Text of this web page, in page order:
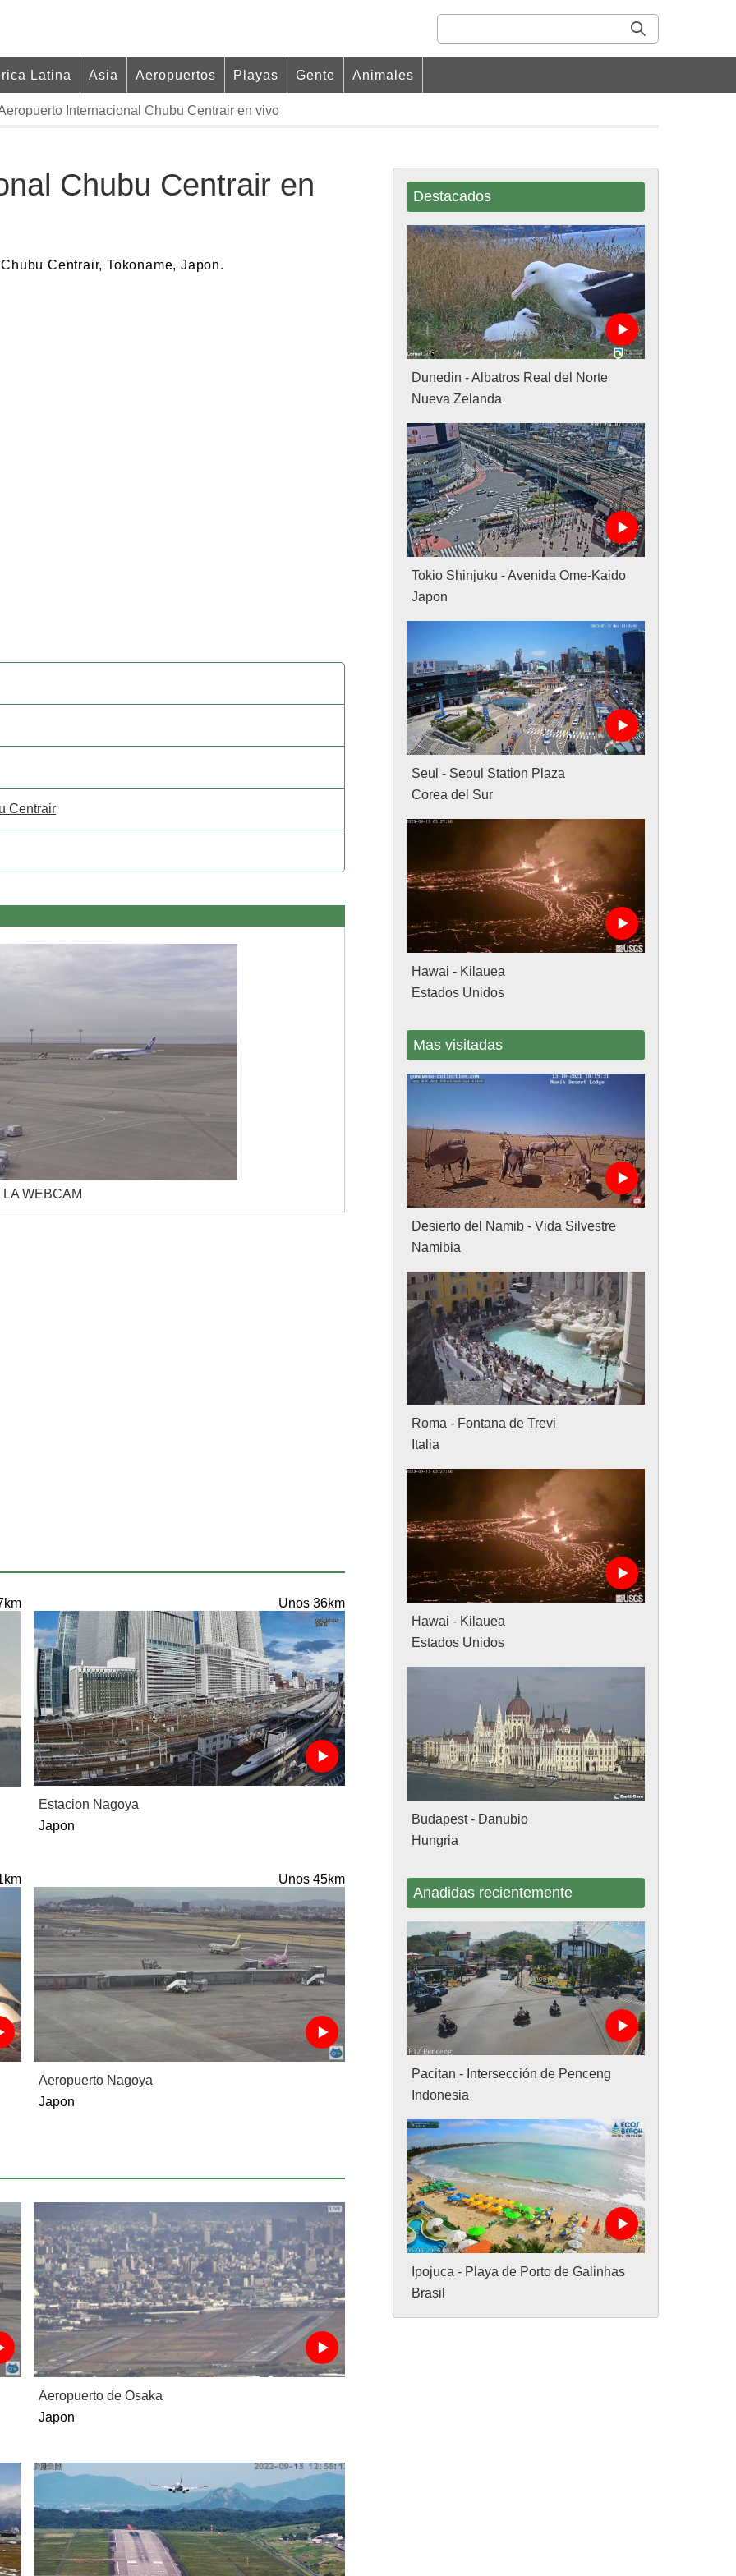
Latina Asia Aeropuertos Playas Gente Animales
Internacional Chubu Centrair en vivo
Chubu Centrair en
Centrair, Tokoname, Japon.
Centrair
WEBCAM
Unos 36km
Estacion Nagoya
Japon
Unos 45km
Aeropuerto Nagoya
Japon
Aeropuerto de Osaka
Japon
Destacados
Dunedin - Albatros Real del Norte
Nueva Zelanda
Tokio Shinjuku - Avenida Ome-Kaido
Japon
Seul - Seoul Station Plaza
Corea del Sur
Hawai - Kilauea
Estados Unidos
Mas visitadas
Desierto del Namib - Vida Silvestre
Namibia
Roma - Fontana de Trevi
Italia
Hawai - Kilauea
Estados Unidos
Budapest - Danubio
Hungria
Anadidas recientemente
Pacitan - Intersección de Penceng
Indonesia
Ipojuca - Playa de Porto de Galinhas
Brasil